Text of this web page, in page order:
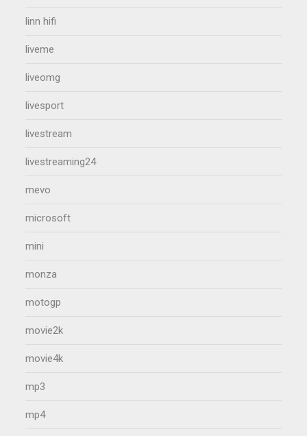
linn hifi
liveme
liveomg
livesport
livestream
livestreaming24
mevo
microsoft
mini
monza
motogp
movie2k
movie4k
mp3
mp4